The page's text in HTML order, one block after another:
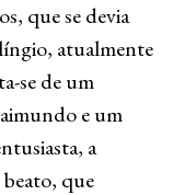
que se devia
atualmente
se de um
e um
a
que